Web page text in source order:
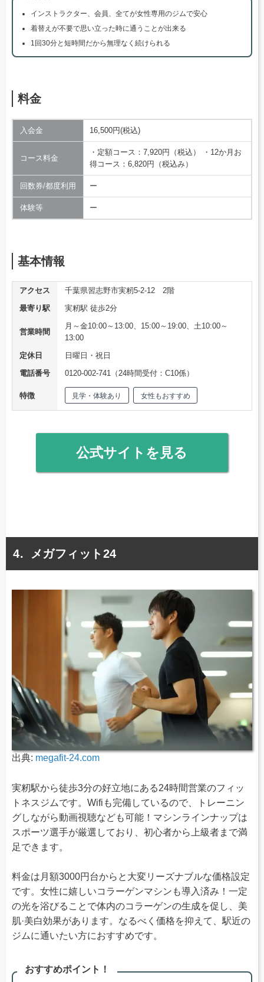
インストラクター、会員、全てが女性専用のジムで安心
着替えが不要で思い立った時に通うことが出来る
1回30分と短時間だから無理なく続けられる
料金
入会金 16,500円(税込)
コース料金
・定額コース：7,920円（税込） ・12か月お
得コース：6,820円（税込み）
回数券/都度利用 ー
体験等 ー
基本情報
アクセス
千葉県習志野市実籾5-2-12 2階
最寄り駅
実籾駅 徒歩2分
営業時間
月～金10:00～13:00、15:00～19:00、土10:00～
13:00
定休日
日曜日・祝日
電話番号
0120-002-741（24時間受付：C10係）
特徴 見学・体験あり 女性もおすすめ
公式サイトを見る
メガフィット24
出典: megafit-24.com
実籾駅から徒歩3分の好立地にある24時間営業のフィッ
トネスジムです。Wifiも完備しているので、トレーニン
グしながら動画視聴なども可能！マシンラインナップは
スポーツ選手が厳選しており、初心者から上級者まで満
足できます。
料金は月額3000円台からと大変リーズナブルな価格設定
です。女性に嬉しいコラーゲンマシンも導入済み！一定
の光を浴びることで体内のコラーゲンの生成を促し、美
肌·美白効果があります。なるべく価格を抑えて、駅近の
ジムに通いたい方におすすめです。
おすすめポイント！